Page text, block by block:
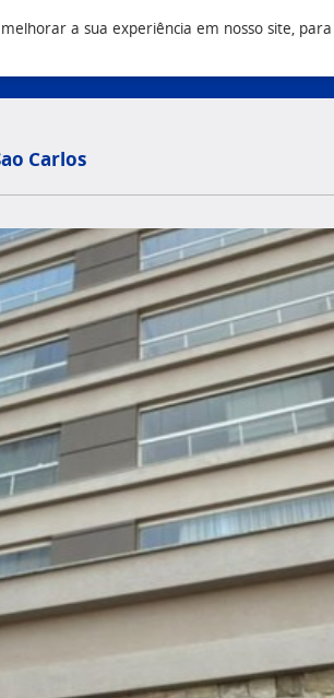
Vendas
Carlos
a sua experiência em nosso site,